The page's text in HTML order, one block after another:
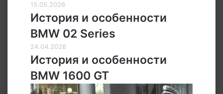
BMW
505
История
и
особенности
BMW
02
Series
15.05.2026
История и особенности
BMW 02 Series
История
и
особенности
BMW
1600
24.04.2026
История и особенности
BMW 1600 GT
Обзор
25.03.2026